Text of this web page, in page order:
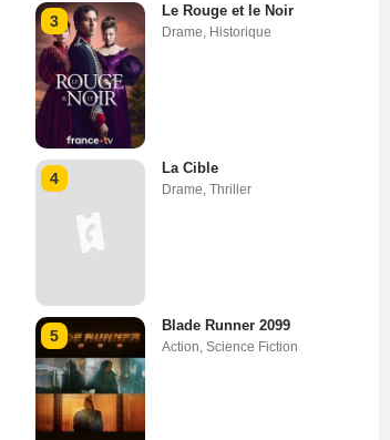
3
Le Rouge et le Noir
Drame Historique
4
La Cible
Drame Thriller
5
Blade Runner 2099
Action Science Fiction